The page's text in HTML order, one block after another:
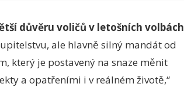
důvěru voličů v letošních volbách
ale hlavně silný mandát od
který je postavený na snaze měnit
a opatřeními i v reálném životě,“